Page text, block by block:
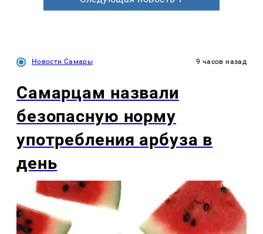
Новости Самары 9 часов назад
Самарцам назвали
безопасную норму
употребления арбуза в
день